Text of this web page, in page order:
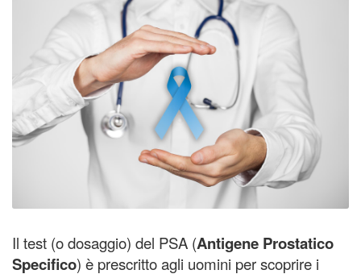
Il test (o dosaggio) del PSA (Antigene Prostatico
Specifico) è prescritto agli uomini per scoprire i